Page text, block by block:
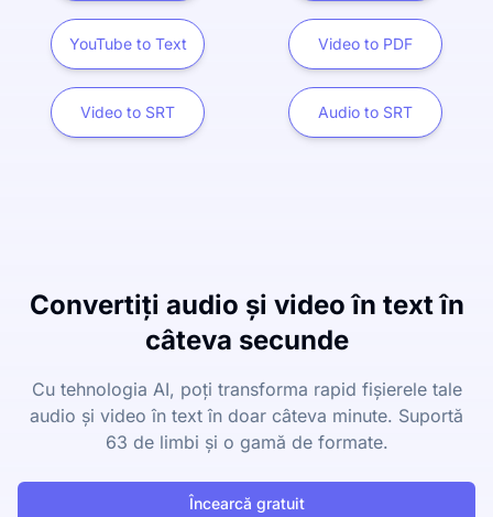
YouTube to Text Video to PDF
Video to SRT Audio to SRT
Convertiți audio și video în text în
câteva secunde
Cu tehnologia AI, poți transforma rapid fișierele tale
audio și video în text în doar câteva minute. Suportă
63 de limbi și o gamă de formate.
Încearcă gratuit